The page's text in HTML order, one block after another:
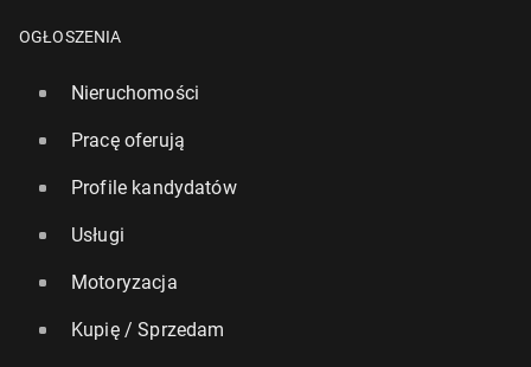
OGŁOSZENIA
Nieruchomości
Pracę oferują
Profile kandydatów
Usługi
Motoryzacja
Kupię / Sprzedam